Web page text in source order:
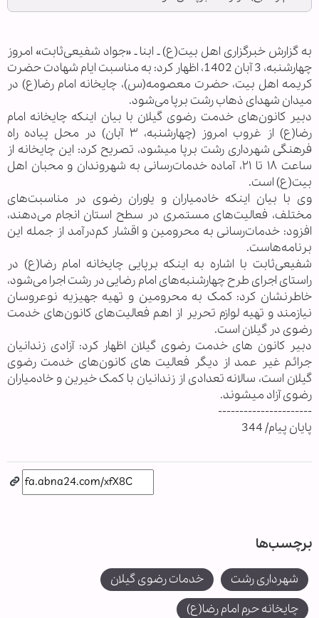
به گزارش خبرگزاری اهل بیت(ع) ـ ابنا ـ «جواد شفیعی‌ثابت» امروز
چهارشنبه، 3 آبان 1402، اظهار کرد: به مناسبت ایام شهادت حضرت
کریمه اهل بیت، حضرت معصومه(س)، چایخانه امام رضا(ع) در
میدان شهدای ذهاب رشت برپا می‌شود.
دبیر کانون‌های خدمت رضوی گیلان با بیان اینکه چایخانه امام
رضا(ع) از غروب امروز (چهارشنبه، ۳ آبان) در محل پیاده راه
فرهنگی شهرداری رشت برپا می‎شود، تصریح کرد: این چایخانه از
ساعت ۱۸ تا ۲۱، آماده خدمات‌رسانی به شهروندان و محبان اهل
بیت(ع) است.‌
وی با بیان اینکه خادمیاران و یاوران رضوی در مناسبت‌های
مختلف، فعالیت‌های مستمری در سطح استان انجام می‌دهند،
افزود: خدمات‌رسانی به محرومین و اقشار کم‌درآمد از جمله این
برنامه‌هاست.
شفیعی‌ثابت با اشاره به اینکه برپایی چایخانه امام رضا(ع) در
راستای اجرای طرح چهارشنبه‌های امام رضایی در رشت اجرا می‌شود،
خاطرنشان کرد: کمک به محرومین و تهیه جهیزیه نوعروسان
نیازمند و تهیه لوازم تحریر از اهم فعالیت‌های کانون‌های خدمت
رضوی در گیلان است.
دبیر کانون های خدمت رضوی گیلان اظهار کرد: آزادی زندانیان
جرائم غیر عمد از دیگر فعالیت های کانون‌های خدمت رضوی
گیلان است، سالانه تعدادی از زندانیان با کمک خیرین و خادمیاران
رضوی آزاد می‍شوند.
----------------------
پایان پیام/ 344
برچسب‌ها
شهرداری رشت
خدمات رضوی گیلان
چایخانه حرم امام رضا(ع)